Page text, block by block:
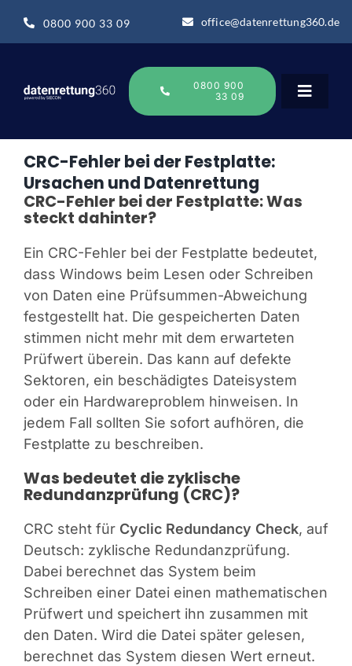
Inhalt
0800 900 33 09 office@datenrettung360.de
Toggle
Datenrettung
Über uns
Datenrettung-Wissen
Online Sofort Analyse
0800 900
33 09
CRC-Fehler bei der Festplatte:
Ursachen und Datenrettung
CRC-Fehler bei der Festplatte: Was
steckt dahinter?
Ein CRC-Fehler bei der Festplatte bedeutet,
dass Windows beim Lesen oder Schreiben
von Daten eine Prüfsummen-Abweichung
festgestellt hat. Die gespeicherten Daten
stimmen nicht mehr mit dem erwarteten
Prüfwert überein. Das kann auf defekte
Sektoren, ein beschädigtes Dateisystem
oder ein Hardwareproblem hinweisen. In
jedem Fall sollten Sie sofort aufhören, die
Festplatte zu beschreiben.
Was bedeutet die zyklische
Redundanzprüfung (CRC)?
CRC steht für Cyclic Redundancy Check, auf
Deutsch: zyklische Redundanzprüfung.
Dabei berechnet das System beim
Schreiben einer Datei einen mathematischen
Prüfwert und speichert ihn zusammen mit
den Daten. Wird die Datei später gelesen,
berechnet das System diesen Wert erneut.